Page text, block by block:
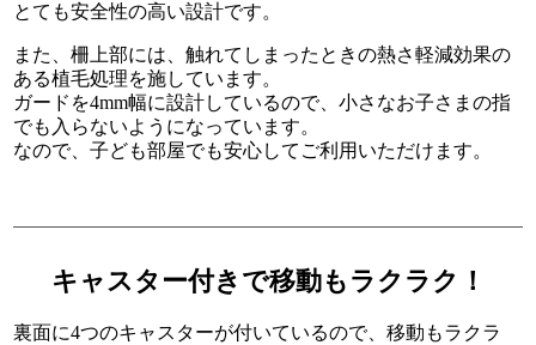
とても安全性の高い設計です。
また、柵上部には、触れてしまったときの熱さ軽減効果の
ある植毛処理を施しています。
ガードを4mm幅に設計しているので、小さなお子さまの指
でも入らないようになっています。
なので、子ども部屋でも安心してご利用いただけます。
キャスター付きで移動もラクラク！
裏面に4つのキャスターが付いているので、移動もラクラ